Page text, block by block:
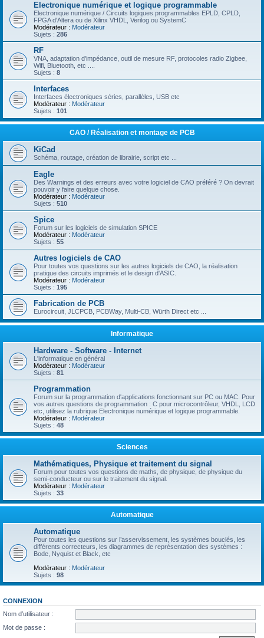
Electronique numérique et logique programmable
Electronique numérique / Circuits logiques programmables EPLD, CPLD,
FPGA d'Altera ou de Xilinx VHDL, Verilog ou SystemC
Modérateur : Modérateur
Sujets : 286
RF
VNA, adaptation d'impédance, outil de mesure RF, protocoles radio Zigbee,
Wifi, Bluetooth, etc ....
Sujets : 8
Interfaces
Interfaces électroniques séries, parallèles, USB etc
Modérateur : Modérateur
Sujets : 101
CAO / Réalisation et montage de PCB
KiCad
Schéma, routage, création de librairie, script etc ...
Eagle
Des Warnings et des erreurs avec votre logiciel de CAO préféré ? On devrait
pouvoir y faire quelque chose.
Modérateur : Modérateur
Sujets : 510
Spice
Forum sur les logiciels de simulation SPICE
Modérateur : Modérateur
Sujets : 55
Autres logiciels de CAO
Pour toutes vos questions sur les autres logiciels de CAO, la réalisation
pratique des circuits imprimés et le design d'ASIC.
Modérateur : Modérateur
Sujets : 195
Fabrication de PCB
Eurocircuit, JLCPCB, PCBWay, Multi-CB, Würth Direct etc ...
Informatique
Hardware - Software - Internet
L'informatique en général
Modérateur : Modérateur
Sujets : 81
Programmation
Forum sur la programmation d'applications fonctionnant sur PC ou MAC. Pour
vos autres questions de programmation : C pour microcontrôleur, VHDL, LCD
etc, utilisez la rubrique Electronique numérique et logique programmable.
Modérateur : Modérateur
Sujets : 48
Sciences
Mathématiques, Physique et traitement du signal
Forum pour toutes vos questions de maths, de physique, de physique du
semi-conducteur ou sur le traitement du signal.
Modérateur : Modérateur
Sujets : 33
Automatique
Automatique
Pour toutes les questions sur l’asservissement, les systèmes bouclés, les
différents correcteurs, les diagrammes de représentation des systèmes :
Bode, Nyquist et Black, etc
Modérateur : Modérateur
Sujets : 98
CONNEXION
Nom d’utilisateur :
Mot de passe :